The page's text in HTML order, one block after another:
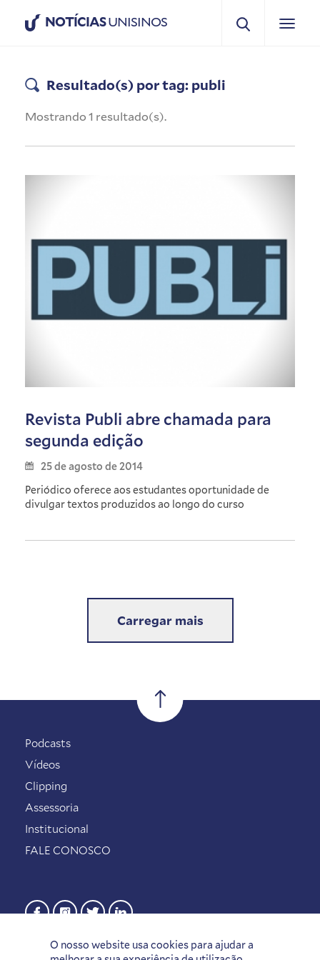
NOTÍCIASUNISINOS
Resultado(s) por tag: publi
Mostrando 1 resultado(s).
Revista Publi abre chamada para
segunda edição
25 de agosto de 2014
Periódico oferece aos estudantes oportunidade de
divulgar textos produzidos ao longo do curso
Carregar mais
O nosso website usa cookies para ajudar a
Podcasts
Vídeos
Clipping
Assessoria
Institucional
FALE CONOSCO